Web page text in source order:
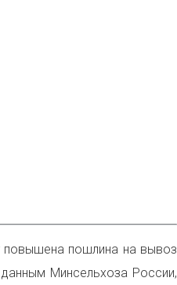
повышена пошлина на вывоз
Минсельхоза России,